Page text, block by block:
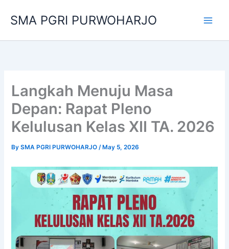
SMA PGRI PURWOHARJO
Langkah Menuju Masa
Depan: Rapat Pleno
Kelulusan Kelas XII TA. 2026
BySMA PGRI PURWOHARJO/ May 5, 2026